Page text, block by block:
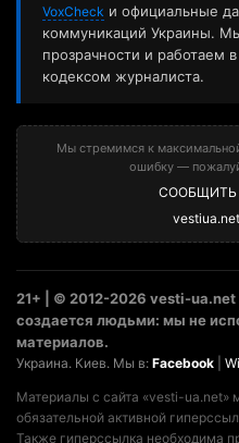
VoxCheck и официальные
коммуникаций Украины.
прозрачности и работаем
кодексом журналиста.
Мы стремимся к
ошибку —
СООБЩИТЬ
21+ | © 2012-2026 vesti-
создается людьми: мы не
материалов.
Украина. Киев. Мы в: Facebook
Материалы с сайта «vesti-ua.net»
обязательной активной
Также гиперссылка необходима